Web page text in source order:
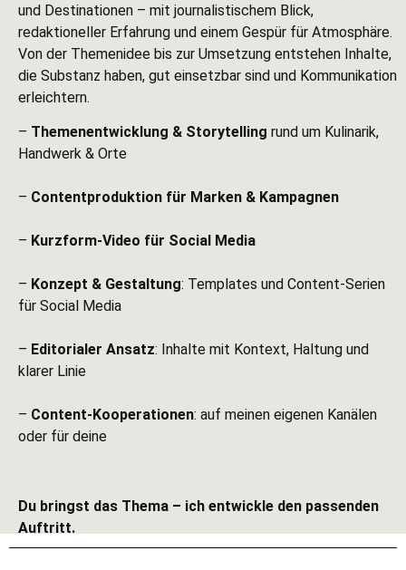
und Destinationen – mit journalistischem Blick,
redaktioneller Erfahrung und einem Gespür für Atmosphäre.
Von der Themenidee bis zur Umsetzung entstehen Inhalte,
die Substanz haben, gut einsetzbar sind und Kommunikation
erleichtern.
– Themenentwicklung & Storytelling rund um Kulinarik,
Handwerk & Orte
– Contentproduktion für Marken & Kampagnen
– Kurzform-Video für Social Media
– Konzept & Gestaltung: Templates und Content-Serien
für Social Media
– Editorialer Ansatz: Inhalte mit Kontext, Haltung und
klarer Linie
– Content-Kooperationen: auf meinen eigenen Kanälen
oder für deine
Du bringst das Thema – ich entwickle den passenden
Auftritt.